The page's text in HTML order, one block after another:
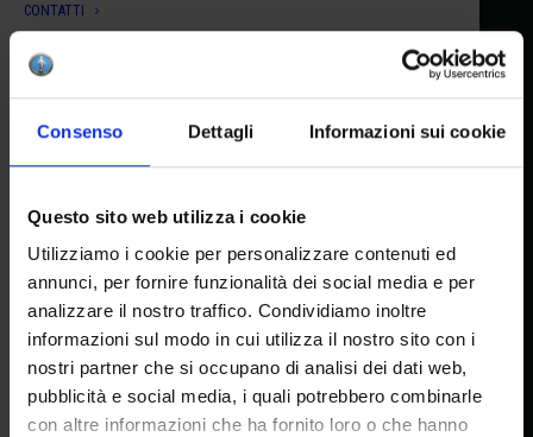
Consenso Dettagli Informazioni sui cookie
Questo sito web utilizza i cookie
Utilizziamo i cookie per personalizzare contenuti ed
annunci, per fornire funzionalità dei social media e per
analizzare il nostro traffico. Condividiamo inoltre
informazioni sul modo in cui utilizza il nostro sito con i
nostri partner che si occupano di analisi dei dati web,
pubblicità e social media, i quali potrebbero combinarle
con altre informazioni che ha fornito loro o che hanno
CONTATTI
Via Pietramarina, 53
50053 Sovigliana FI
HEAD OFFICE AND FACTORY
Via del Lavoro, 65
50056 Montelupo F.no FI